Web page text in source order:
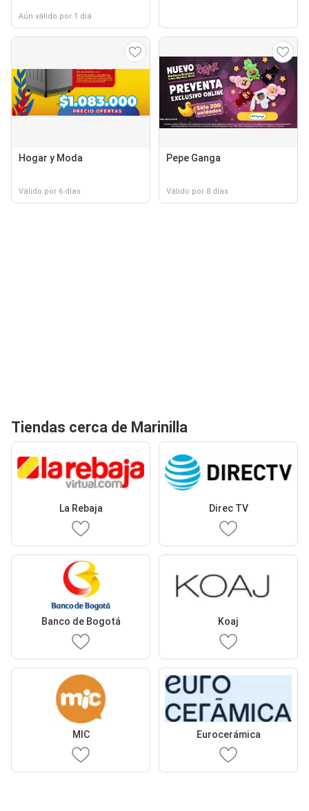
Aún válido por 1 día
Hogar y Moda
Válido por 6 días
Pepe Ganga
Válido por 8 días
Tiendas cerca de Marinilla
La Rebaja Direc TV
Banco de Bogotá Koaj
MIC Eurocerámica